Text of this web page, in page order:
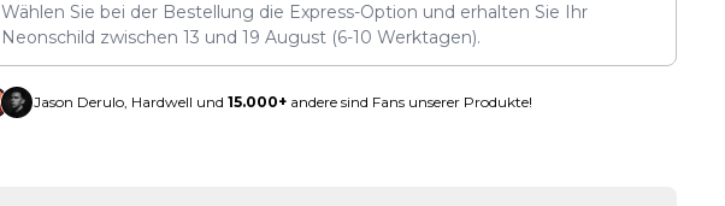
Wählen Sie bei der Bestellung die Express-Option und erhalten Sie Ihr
Neonschild zwischen 13 und 19 August(6-10 Werktagen).
Jason Derulo, Hardwell und 15.000+andere sind Fans unserer Produkte!